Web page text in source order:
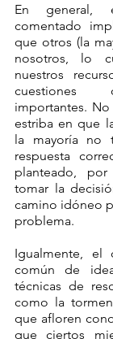
En general,
comentado
que otros (la
nosotros, lo
nuestros
cuestiones
importantes.
estriba en que
la mayoría no
respuesta
planteado,
tomar la
camino idóneo
problema.
Igualmente, el
común de
técnicas de
como la
que afloren
que ciertos